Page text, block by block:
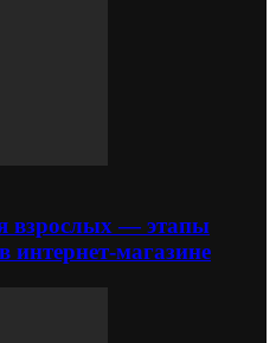
взрослых — этапы
интернет-магазине